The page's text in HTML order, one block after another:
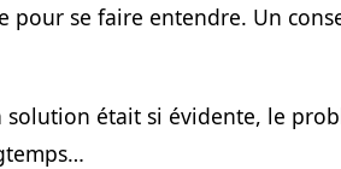
pour se faire entendre. Un
solution était si évidente, le